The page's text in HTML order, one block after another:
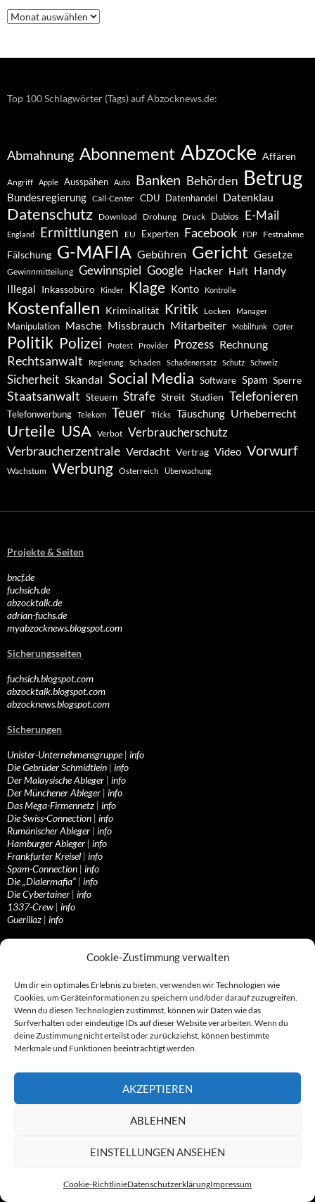
Cookie-Zustimmung verwalten
Um dir ein optimales Erlebnis zu bieten, verwenden wir Technologien wie
Cookies, um Geräteinformationen zu speichern und/oder darauf zuzugreifen.
Wenn du diesen Technologien zustimmst, können wir Daten wie das
Surfverhalten oder eindeutige IDs auf dieser Website verarbeiten. Wenn du
deine Zustimmung nicht erteilst oder zurückziehst, können bestimmte
Merkmale und Funktionen beeinträchtigt werden.
AKZEPTIEREN
ABLEHNEN
EINSTELLUNGEN ANSEHEN
Cookie-RichtlinieDatenschutzerklärungImpressum
Nachrichten
–
Top 100 Schlagwörter (Tags) auf Abzocknews.de:
Abmahnung Abonnement Abzocke Affären
Angriff Apple Ausspähen Auto Banken Behörden Betrug
Bundesregierung Call-Center CDU Datenhandel Datenklau
Datenschutz Download Drohung Druck Dubios E-Mail
England Ermittlungen EU Experten Facebook FDP Festnahme
Fälschung G-MAFIA Gebühren Gericht Gesetze
Gewinnmitteilung Gewinnspiel Google Hacker Haft Handy
Illegal Inkassobüro Kinder Klage Konto Kontrolle
Kostenfallen Kriminalität Kritik Locken Manager
Manipulation Masche Missbrauch Mitarbeiter Mobilfunk Opfer
Politik Polizei Protest Provider Prozess Rechnung
Rechtsanwalt Regierung Schaden Schadenersatz Schutz Schweiz
Sicherheit Skandal Social Media Software Spam Sperre
Staatsanwalt Steuern Strafe Streit Studien Telefonieren
Telefonwerbung Telekom Teuer Tricks Täuschung Urheberrecht
Urteile USA Verbot Verbraucherschutz
Verbraucherzentrale Verdacht Vertrag Video Vorwurf
Wachstum Werbung Österreich Überwachung
Projekte & Seiten
bncf.de
fuchsich.de
abzocktalk.de
adrian-fuchs.de
myabzocknews.blogspot.com
Sicherungsseiten
fuchsich.blogspot.com
abzocktalk.blogspot.com
abzocknews.blogspot.com
Sicherungen
Unister-Unternehmensgruppe| info
Die Gebrüder Schmidtlein | info
Der Malaysische Ableger | info
Der Münchener Ableger | info
Das Mega-Firmennetz | info
Die Swiss-Connection | info
Rumänischer Ableger | info
Hamburger Ableger | info
Frankfurter Kreisel | info
Spam-Connection | info
Die „Dialermafia“ | info
Die Cybertainer | info
1337-Crew | info
Guerillaz | info
Aufrufe & Gesuche
Leserzuschriften
Stellungnahmen
Ressorts & Services II
Erfassungen von A-Z
Archivmaterial
Abgezockt – Was jetzt?